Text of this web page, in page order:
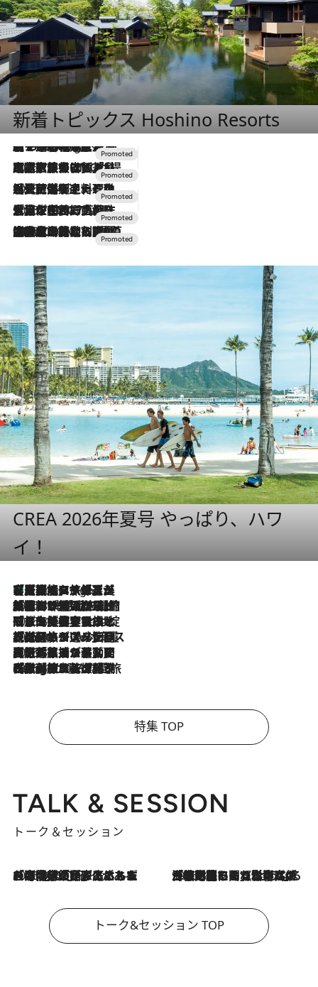
新着トピックス Hoshino Resorts
1 Hour Ago
【トンボの足水浴】ヒノキの香りに包まれて涼感マックス！約13℃の湧水かけ流しを避暑地「星野温泉 トンボの湯」で体験
2026.7.31
【ホテル帰省】という選択肢をOMOが提案。家族とほどよい距離を保つには「昼は実家、夜は気兼ねなくホテルで！」
2026.7.24
【夏限定ディナーコース】旬を迎える稚鮎や花ズッキーニなどをイタリア・トスカーナの郷土料理の手法で満喫！
2026.7.17
「土佐和ハーブかき氷」がOMO7高知に登場！生姜、山椒、大葉など目にも舌にも涼を呼ぶ郷土の味
2026.7.10
NEW OPEN！【界 草津】名湯の地に誕生。趣の異なる2種の温泉と上州ならではの会席・蕎麦割烹など美食を味わう究極の癒やし旅
CREA 2026年夏号 やっぱり、ハワ
イ！
3 Hours Ago
【厳選旅コスメ】「多機能アイテムがメイン！」旅好き美容エディターが選んだ夏旅ベストコスメを発表【Mサイズジップ】
2026.8.6
「荷物が増えるほど旅ストレスは増す」美容ジャーナリストがたどり着いた最終結論。“化粧品を劇的に減らす”感動の凝縮美容とは
2026.8.6
「旅先には金髪ウィッグを持参」日本と同じメイクでは損してる!? 美容ジャーナリストが提案する“掟破りの旅美容”とは
2026.8.6
【厳選旅コスメ】「身軽さ＆UV対策重視！」ヘアアーティストshucoが選んだ夏旅ベストコスメを発表【Mサイズジップ】
2026.8.5
【厳選旅コスメ】国内をあちこち移動する河井菜摘が選んだ夏旅ベストコスメ発表！「リラックスアイテムはマスト」【Mサイズジップ】
2026.8.4
【厳選旅コスメ】「紫外線＆乾燥対策しながらメイク感も！」ヘア＆メイクGeorgeが選んだ夏旅ベストコスメを発表！【Mサイズジップ】
特集 TOP
TALK & SESSION
トーク＆セッション
2026.8.3
「今後値上げがあるとすれば…」「リスクがあるのは今年の冬」エネルギー専門家が語る、ホルムズ海峡封鎖が家庭にもたらす“ある心配” 2026.8.3
「住宅建てられない…」「サーチャージ料の高値が続いている」ホルムズ海峡封鎖による影響はいつまで続く？《エネルギー専門家に聞く“どうなる日本の暮らし”》
トーク&セッション TOP